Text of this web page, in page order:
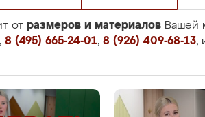
от размеров и материалов Вашей
, 8 (495) 665-24-01, 8 (926) 409-68-13,